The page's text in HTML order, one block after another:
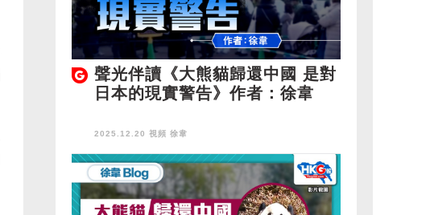
聲光伴讀《大熊貓歸還中國 是對
日本的現實警告》作者：徐韋
2025.12.20 視頻 徐韋